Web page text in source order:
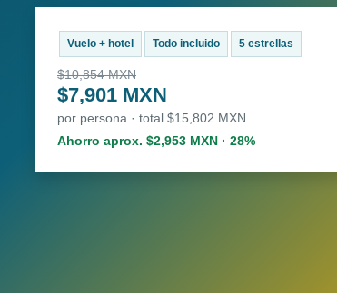
Vuelo + hotel Todo incluido 5 estrellas
$10,854 MXN
$7,901 MXN
por persona · total $15,802 MXN
Ahorro aprox. $2,953 MXN · 28%